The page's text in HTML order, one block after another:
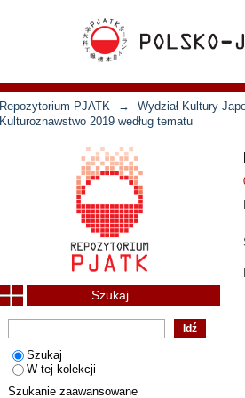
Repozytorium PJATK → Wydział Kultury
Kulturoznawstwo 2019 według tematu
Szukaj
Szukaj
W tej kolekcji
Szukanie zaawansowane